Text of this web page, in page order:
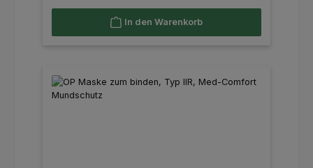
In den Warenkorb